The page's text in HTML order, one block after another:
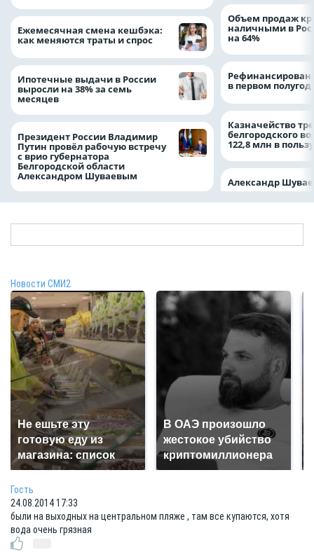
Ежемесячная смена кешбэка:
как меняются траты и спрос
Ипотечные выдачи в России
выросли на 38% за семь
месяцев
Президент России Владимир
Путин провёл рабочую встречу
с врио губернатора
Белгородской области
Александром Шуваевым
Объем продаж
наличными в
на 64%
в первом
Казначейство
белгородского
122,8 млн в
Александр
Новости СМИ2
Не ешьте эту
готовую еду из
магазина: список
В ОАЭ произошло
жестокое убийство
криптомиллионера
Гость
24.08.2014 17:33
были на выходных на центральном пляже , там все купаются, хотя
вода очень грязная